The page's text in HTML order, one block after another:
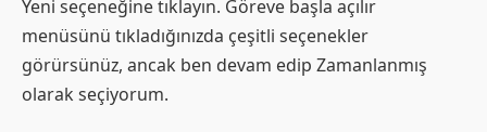
Yeni seçeneğine tıklayın. Göreve başla açılır
menüsünü tıkladığınızda çeşitli seçenekler
görürsünüz, ancak ben devam edip Zamanlanmış
olarak seçiyorum.